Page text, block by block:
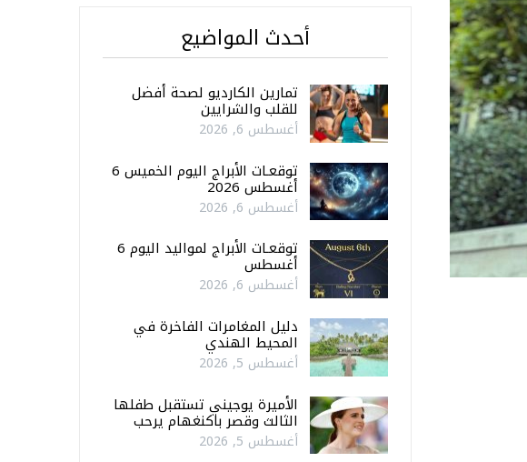
أحدث المواضيع
تمارين الكارديو لصحة أفضل
للقلب والشرايين
أغسطس 6, 2026
توقعـات الأبراج اليوم الخميس 6
أغسطس 2026
أغسطس 6, 2026
توقعـات الأبراج لمواليد اليوم 6
أغسطس
أغسطس 6, 2026
دليل المغامرات الفاخرة في
المحيط الهندي
أغسطس 5, 2026
الأميرة يوجيني تستقبل طفلها
الثالث وقصر باكنغهام يرحب
أغسطس 5, 2026